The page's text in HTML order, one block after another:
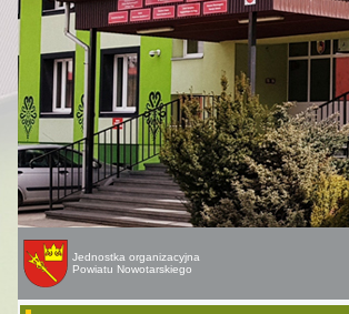
Jednostka organizacyjna
Powiatu Nowotarskiego